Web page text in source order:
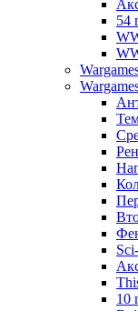
54
10